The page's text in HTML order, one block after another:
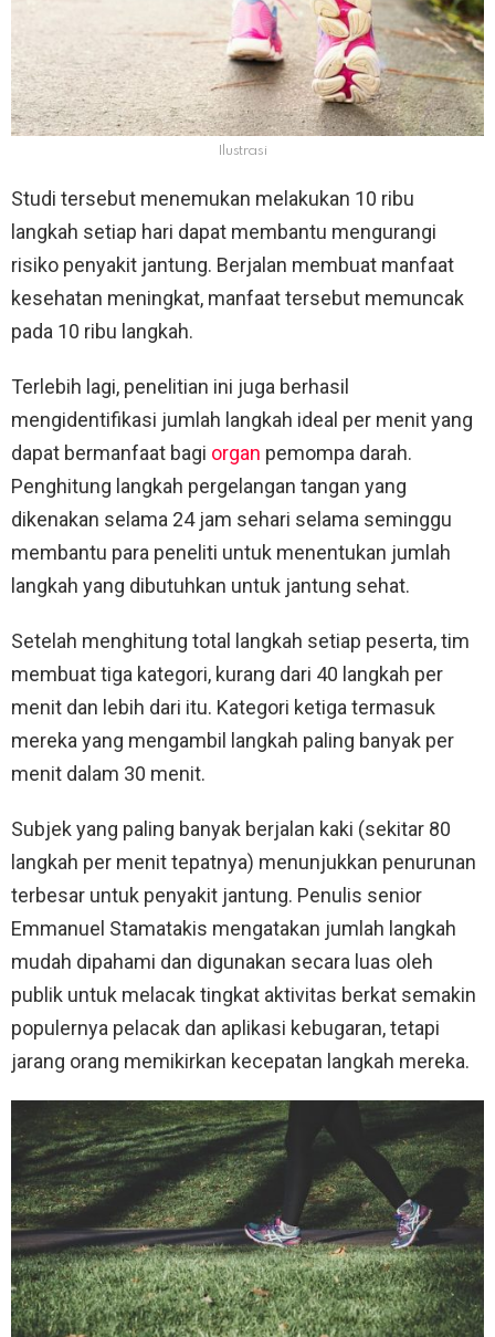
Ilustrasi
Studi tersebut menemukan melakukan 10 ribu
langkah setiap hari dapat membantu mengurangi
risiko penyakit jantung. Berjalan membuat manfaat
kesehatan meningkat, manfaat tersebut memuncak
pada 10 ribu langkah.
Terlebih lagi, penelitian ini juga berhasil
mengidentifikasi jumlah langkah ideal per menit yang
dapat bermanfaat bagi organ pemompa darah.
Penghitung langkah pergelangan tangan yang
dikenakan selama 24 jam sehari selama seminggu
membantu para peneliti untuk menentukan jumlah
langkah yang dibutuhkan untuk jantung sehat.
Setelah menghitung total langkah setiap peserta, tim
membuat tiga kategori, kurang dari 40 langkah per
menit dan lebih dari itu. Kategori ketiga termasuk
mereka yang mengambil langkah paling banyak per
menit dalam 30 menit.
Subjek yang paling banyak berjalan kaki (sekitar 80
langkah per menit tepatnya) menunjukkan penurunan
terbesar untuk penyakit jantung. Penulis senior
Emmanuel Stamatakis mengatakan jumlah langkah
mudah dipahami dan digunakan secara luas oleh
publik untuk melacak tingkat aktivitas berkat semakin
populernya pelacak dan aplikasi kebugaran, tetapi
jarang orang memikirkan kecepatan langkah mereka.